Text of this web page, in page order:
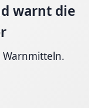
warnt die
Warnmitteln.